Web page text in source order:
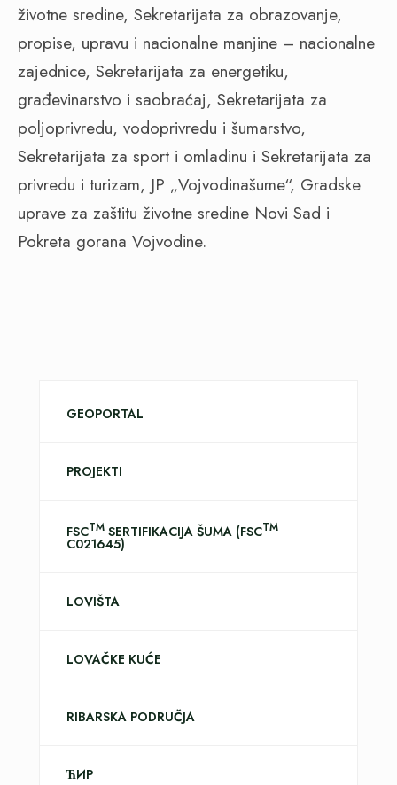
životne sredine, Sekretarijata za obrazovanje,
propise, upravu i nacionalne manjine – nacionalne
zajednice, Sekretarijata za energetiku,
građevinarstvo i saobraćaj, Sekretarijata za
poljoprivredu, vodoprivredu i šumarstvo,
Sekretarijata za sport i omladinu i Sekretarijata za
privredu i turizam, JP „Vojvodinašume“, Gradske
uprave za zaštitu životne sredine Novi Sad i
Pokreta gorana Vojvodine.
GEOPORTAL
PROJEKTI
FSCTM SERTIFIKACIJA ŠUMA (FSCTM
C021645)
LOVIŠTA
LOVAČKE KUĆE
RIBARSKA PODRUČJA
ЋИР